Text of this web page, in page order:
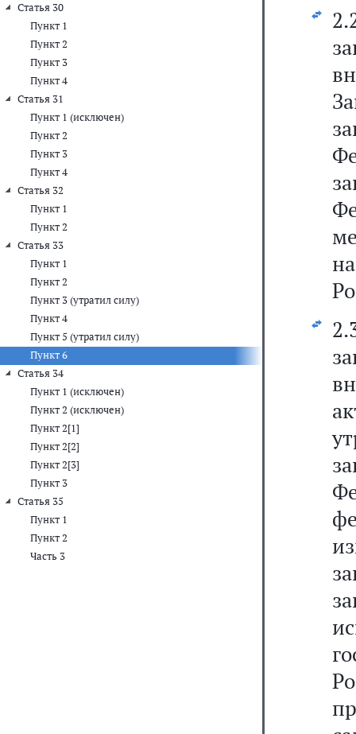
Статья 30
Пункт 1
Пункт 2
Пункт 3
Пункт 4
Статья 31
Пункт 1 (исключен)
Пункт 2
Пункт 3
Пункт 4
Статья 32
Пункт 1
Пункт 2
Статья 33
Пункт 1
Пункт 2
Пункт 3 (утратил силу)
Пункт 4
Пункт 5 (утратил силу)
Пункт 6
Статья 34
Пункт 1 (исключен)
Пункт 2 (исключен)
Пункт 2[1]
Пункт 2[2]
Пункт 2[3]
Пункт 3
Статья 35
Пункт 1
Пункт 2
Часть 3